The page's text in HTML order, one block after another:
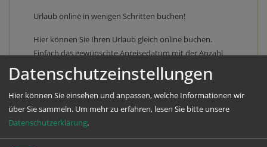
Urlaub online in wenigen Schritten buchen!
Hier können Sie Ihren Urlaub gleich online buchen.
Einfach das gewünschte Anreisedatum mit der Anzahl
der Nächte angeben, Zimmerkategorie auswählen und
schon erhalten Sie die zu dieser Zeit aktuelle
Verfügbarkeit und können diese auch gleich buchen.
Datenschutzeinstellungen
Hier können Sie einsehen und anpassen, welche Informationen wir
über Sie sammeln. Um mehr zu erfahren, lesen Sie bitte unsere
Datenschutzerklärung.